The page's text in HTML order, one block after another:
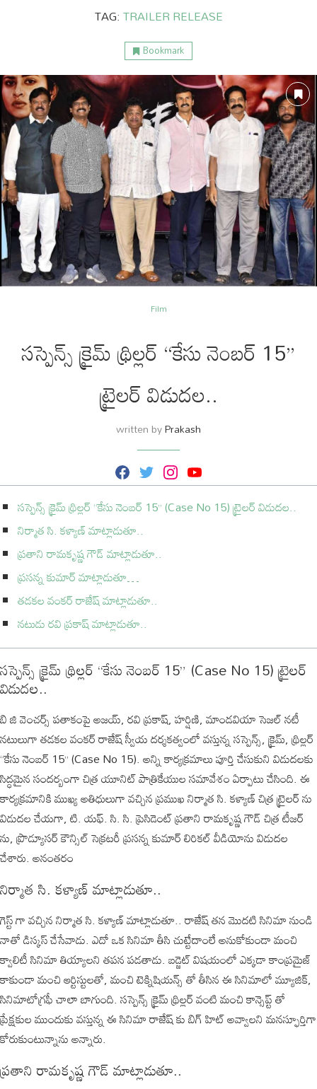
TAG:TRAILER RELEASE
Bookmark
Film
సస్పెన్స్ క్రైమ్ థ్రిల్లర్ “కేసు నెంబర్ 15”
ట్రైలర్ విడుదల..
written byPrakash
F
a
e
o
o
k
T
w
i
t
I
n
s
t
Y
o
uT
సస్పెన్స్ క్రైమ్ థ్రిల్లర్ “కేసు నెంబర్ 15” (Case No 15) ట్రైలర్ విడుదల..
నిర్మాత సి. కళ్యాణ్ మాట్లాడుతూ..
ప్రతాని రామకృష్ణ గౌడ్ మాట్లాడుతూ..
ప్రసన్న కుమార్ మాట్లాడుతూ…
తడకల వంకర్ రాజేష్ మాట్లాడుతూ..
నటుడు రవి ప్రకాష్ మాట్లాడుతూ..
సస్పెన్స్ క్రైమ్ థ్రిల్లర్ “కేసు నెంబర్ 15” (Case No 15) ట్రైలర్
విడుదల..
బి జి వెంచర్స్ పతాకంపై అజయ్, రవి ప్రకాష్, హర్షిణి, మాండవియా సెజల్ నటీ
నటులుగా తడకల వంకర్ రాజేష్ స్వీయ దర్శకత్వంలో వస్తున్న సస్పెన్స్, క్రైమ్, థ్రిల్లర్
“కేసు నెంబర్ 15” (Case No 15). అన్ని కార్యక్రమాలు పూర్తి చేసుకుని విడుదలకు
సిద్ధమైన సందర్బంగా చిత్ర యూనిట్ పాత్రికేయుల సమావేశం ఏర్పాటు చేసింది. ఈ
కార్యక్రమానికి ముఖ్య అతిధులుగా వచ్చిన ప్రముఖ నిర్మాత సి. కళ్యాణ్ చిత్ర ట్రైలర్ ను
విడుదల చేయగా, టి. యఫ్. సి. సి. ప్రెసిడెంట్ ప్రతాని రామకృష్ణ గౌడ్ చిత్ర టీజర్
ను, ప్రొడ్యూసర్ కౌన్సిల్ సెక్రటరీ ప్రసన్న కుమార్ లిరికల్ వీడియోను విడుదల
చేశారు. అనంతరం
నిర్మాత సి. కళ్యాణ్ మాట్లాడుతూ..
గెస్ట్ గా వచ్చిన నిర్మాత సి. కళ్యాణ్ మాట్లాడుతూ.. రాజేష్ తన మొదటి సినిమా నుండి
నాతో డిస్కస్ చేసేవాడు. ఎదో ఒక సినిమా తీసి చుట్టేదాంలే అనుకోకుండా మంచి
క్వాలిటీ సినిమా తియ్యాలని తపన పడతాడు. బడ్జెట్ విషయంలో ఎక్కడా కాంప్రమైజ్
కాకుండా మంచి ఆర్టిస్టులతో, మంచి టెక్నిషియన్స్ తో తీసిన ఈ సినిమాలో మ్యూజిక్,
సినిమాటోగ్రఫీ చాలా బాగుంది. సస్పెన్స్ క్రైమ్ థ్రిల్లర్ వంటి మంచి కాన్సెప్ట్ తో
ప్రేక్షకుల ముందుకు వస్తున్న ఈ సినిమా రాజేష్ కు బిగ్ హిట్ అవ్వాలని మనస్ఫూర్తిగా
కోరుకుంటున్నాను అన్నారు.
ప్రతాని రామకృష్ణ గౌడ్ మాట్లాడుతూ..
అంతర్జాతీయం